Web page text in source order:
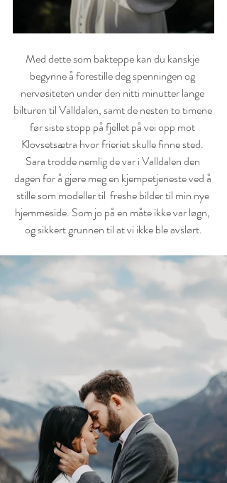
Med dette som bakteppe kan du kanskje
begynne å forestille deg spenningen og
nervøsiteten under den nitti minutter lange
bilturen til Valldalen, samt de nesten to timene
før siste stopp på fjellet på vei opp mot
Klovsetsætra hvor frieriet skulle finne sted.
Sara trodde nemlig de var i Valldalen den
dagen for å gjøre meg en kjempetjeneste ved å
stille som modeller til  freshe bilder til min nye
hjemmeside. Som jo på en måte ikke var løgn,
og sikkert grunnen til at vi ikke ble avslørt.